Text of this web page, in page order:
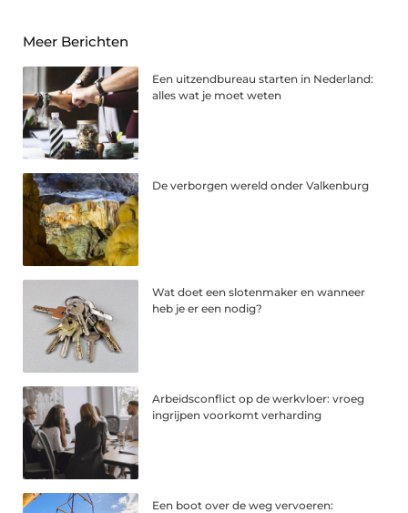
Meer Berichten
Een uitzendbureau starten in Nederland:
alles wat je moet weten
De verborgen wereld onder Valkenburg
Wat doet een slotenmaker en wanneer
heb je er een nodig?
Arbeidsconflict op de werkvloer: vroeg
ingrijpen voorkomt verharding
Een boot over de weg vervoeren: